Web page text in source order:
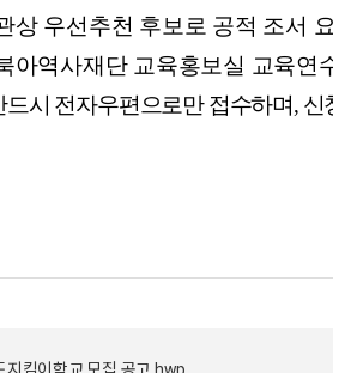
상 우선추천 후보로 공적 조서 요
아역사재단 교육홍보실 교육연수
시 전자우편으로만 접수하며, 신청